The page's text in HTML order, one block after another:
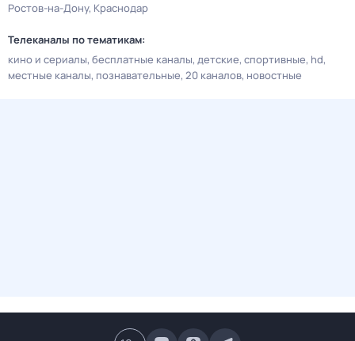
Ростов-на-Дону Краснодар
Телеканалы по тематикам:
кино и сериалы бесплатные каналы детские спортивные hd
местные каналы познавательные 20 каналов новостные